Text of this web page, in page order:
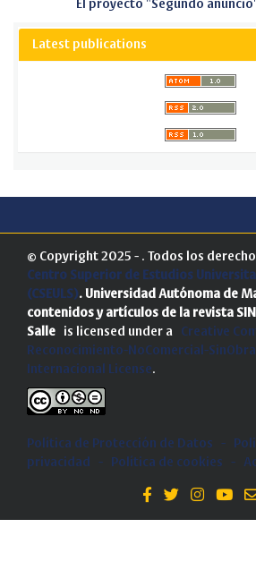
El proyecto "Segundo
Latest publications
© Copyright 2025 - . Todos los
Centro Superior de Estudios
(CSEULS). Universidad Autónoma de
contenidos y artículos de la revista
Salle is licensed under a Creative
Reconocimiento-NoComercial-
Internacional License.
Política de Protección de Datos -
privacidad
- Política de cookies -